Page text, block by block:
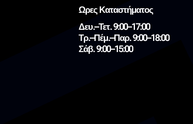
Ωρες Καταστήματος
Δευ.–Τετ. 9:00–17:00
Τρ.–Πέμ.–Παρ. 9:00–18:00
Σάβ. 9:00–15:00